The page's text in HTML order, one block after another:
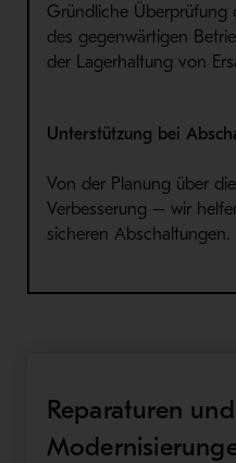
Gründliche Überprüfung
des gegenwärtigen
der Lagerhaltung von
Unterstützung bei
Von der Planung über
Verbesserung – wir
sicheren Abschaltungen.
Reparaturen und